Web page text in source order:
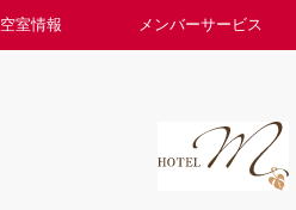
空室情報 メンバーサービス